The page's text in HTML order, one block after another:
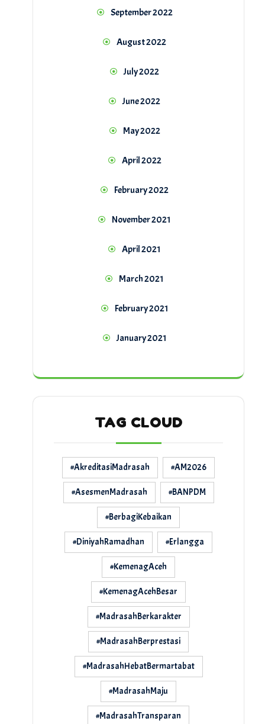
September 2022
August 2022
July 2022
June 2022
May 2022
April 2022
February 2022
November 2021
April 2021
March 2021
February 2021
January 2021
TAG CLOUD
#AkreditasiMadrasah #AM2026
#AsesmenMadrasah #BANPDM
#BerbagiKebaikan
#DiniyahRamadhan #Erlangga
#KemenagAceh
#KemenagAcehBesar
#MadrasahBerkarakter
#MadrasahBerprestasi
#MadrasahHebatBermartabat
#MadrasahMaju
#MadrasahTransparan